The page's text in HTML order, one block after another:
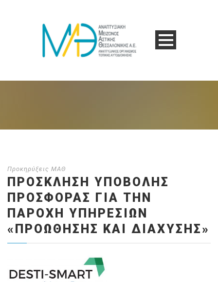
Προκηρύξεις ΜΑΘ
ΠΡΟΣΚΛΗΣΗ ΥΠΟΒΟΛΗΣ
ΠΡΟΣΦΟΡΑΣ ΓΙΑ ΤΗΝ
ΠΑΡΟΧΉ ΥΠΗΡΕΣΙΏΝ
«ΠΡΟΏΘΗΣΗΣ ΚΑΙ ΔΙΆΧΥΣΗΣ»